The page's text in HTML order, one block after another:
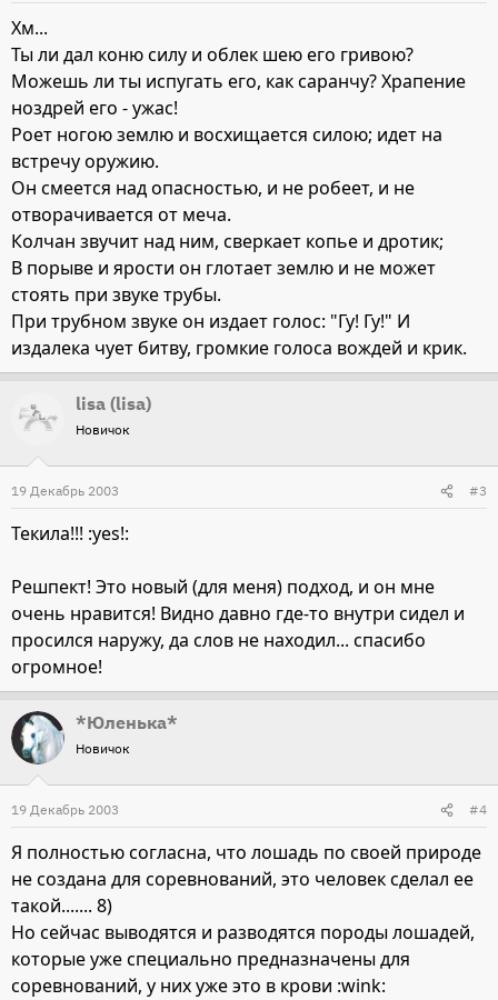
Хм...
Ты ли дал коню силу и облек шею его гривою?
Можешь ли ты испугать его, как саранчу? Храпение
ноздрей его - ужас!
Роет ногою землю и восхищается силою; идет на
встречу оружию.
Он смеется над опасностью, и не робеет, и не
отворачивается от меча.
Колчан звучит над ним, сверкает копье и дротик;
В порыве и ярости он глотает землю и не может
стоять при звуке трубы.
При трубном звуке он издает голос: "Гу! Гу!" И
издалека чует битву, громкие голоса вождей и крик.
lisa (lisa)
Новичок
19 Декабрь 2003 #3
Текила!!! :yes!:
Решпект! Это новый (для меня) подход, и он мне
очень нравится! Видно давно где-то внутри сидел и
просился наружу, да слов не находил... спасибо
огромное!
*Юленька*
Новичок
19 Декабрь 2003 #4
Я полностью согласна, что лошадь по своей природе
не создана для соревнований, это человек сделал ее
такой....... 8)
Но сейчас выводятся и разводятся породы лошадей,
которые уже специально предназначены для
соревнований, у них уже это в крови :wink: